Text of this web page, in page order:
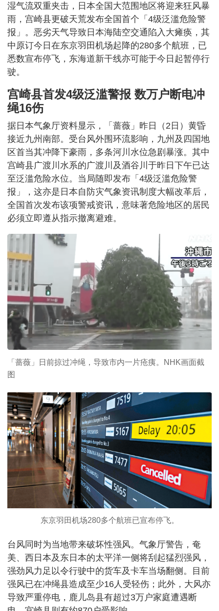
湿气流双重夹击，日本全国大范围地区将迎来狂风暴
雨，宫崎县更破天荒发布全国首个「4级泛滥危险警
报」。恶劣天气导致日本海陆空交通陷入大瘫痪，其
中原订今日在东京羽田机场起降的280多个航班，已
悉数宣布停飞，东海道新干线亦可能于今日起暂停行
驶。
宫崎县首发4级泛滥警报 数万户断电冲
绳16伤
据日本气象厅资料显示，「蔷薇」昨日（2日）黄昏
接近九州南部。受台风外围环流影响，九州及四国地
区首当其冲降下豪雨，多条河川水位急剧暴涨。其中
宫崎县广渡川水系的广渡川及酒谷川于昨日下午已达
至泛滥危险水位。当局随即发布「4级泛滥危险警
报」，这亦是日本自防灾气象资讯制度大幅改革后，
全国首次发布该项警戒资讯，意味著危险地区的居民
必须立即遵从指示撤离避难。
「蔷薇」日前掠过冲绳，导致市内一片疮痍。NHK画面截
图
东京羽田机场280多个航班已宣布停飞。
台风同时为当地带来破坏性强风。气象厅警告，奄
美、西日本及东日本的太平洋一侧将刮起猛烈强风，
强劲风力足以令行驶中的货车及卡车当场翻侧。目前
强风已在冲绳县造成至少16人受轻伤；此外，大风亦
导致严重停电，鹿儿岛县有超过3万户家庭遭遇断